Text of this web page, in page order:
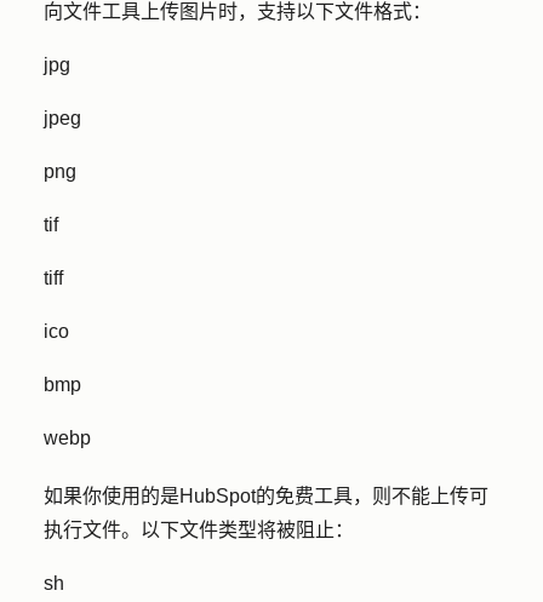
向文件工具上传图片时，支持以下文件格式：
jpg
jpeg
png
tif
tiff
ico
bmp
webp
如果你使用的是HubSpot的免费工具，则不能上传可
执行文件。以下文件类型将被阻止：
sh